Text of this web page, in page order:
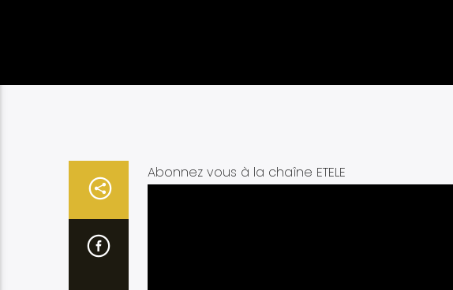
Abonnez vous à la chaîne ETELE